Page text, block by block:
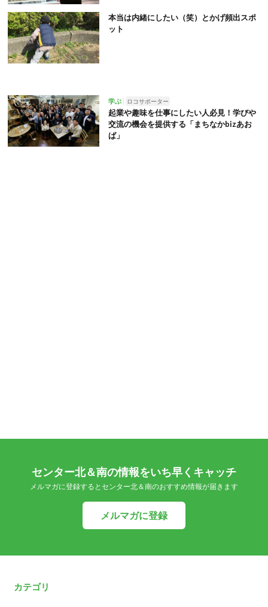
本当は内緒にしたい（笑）とかげ頻出スポ
ット
学ぶ ロコサポーター
起業や趣味を仕事にしたい人必見！学びや
交流の機会を提供する「まちなかbizあお
ば」
センター北＆南の情報をいち早くキャッチ
メルマガに登録するとセンター北＆南のおすすめ情報が届きます
メルマガに登録
カテゴリ